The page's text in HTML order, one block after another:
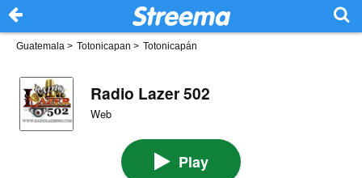
Guatemala > Totonicapan > Totonicapán
Radio Lazer 502
Web
Play